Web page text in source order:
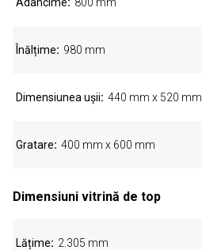
Înălțime 980 mm
Dimensiunea ușii 440 mm x 520 mm
Gratare 400 mm x 600 mm
Dimensiuni vitrină de top
Lățime 2.305 mm